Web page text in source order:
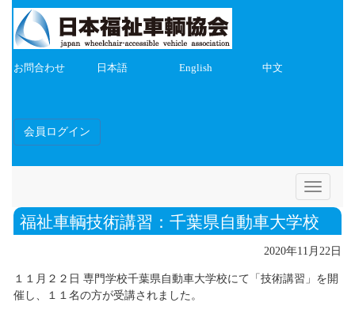
お問合わせ 日本語 English 中文
会員ログイン
Toggle
福祉車輌技術講習：千葉県自動車大学校
2020年11月22日
１１月２２日 専門学校千葉県自動車大学校にて「技術講習」を開
催し、１１名の方が受講されました。